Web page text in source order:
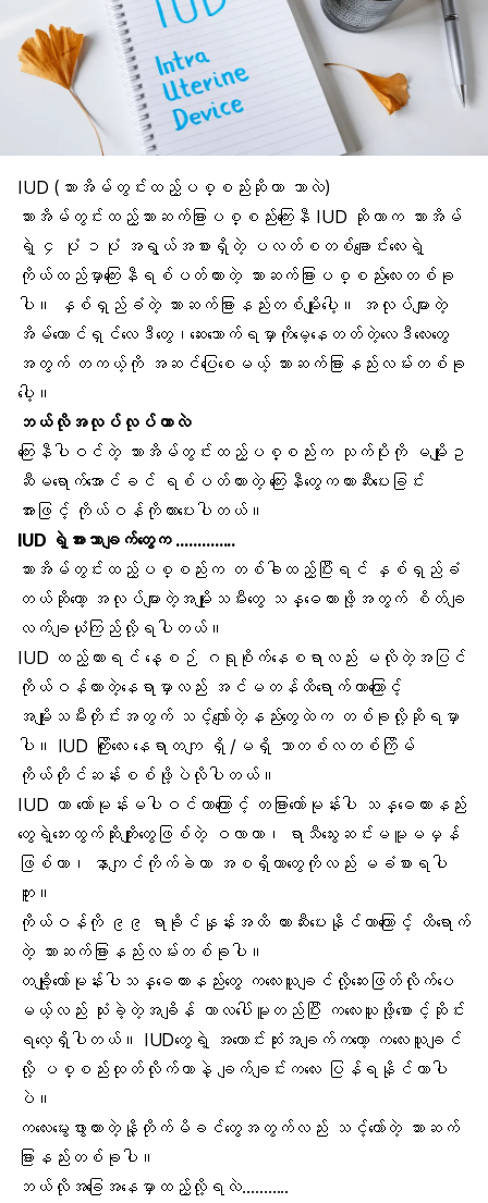
IUD ( သားအိမ်တွင်းထည့်ပစ္စည်းဆိုတာ ဘာလဲ)
သားအိမ်တွင်းထည့်သားဆက်ခြားပစ္စည်းကြေးနီ IUD ဆိုတာက သားအိမ်
ရဲ့ ၄ ပုံ ၁ပုံ အရွယ်အစားရှိတဲ့ ပလတ်စတစ်ချောင်းလေးရဲ့
ကိုယ်ထည်မှာကြေးနီရစ်ပတ်ထားတဲ့ သားဆက်ခြားပစ္စည်းလေးတစ်ခု
ပါ။ နှစ်ရှည်ခံတဲ့ သားဆက်ခြားနည်းတစ်မျိုးပေါ့။ အလုပ်များတဲ့
အိမ်ထောင်ရှင်လေဒီတွေ၊ဆေးသောက်ရမှာကိုမေ့နေတတ်တဲ့လေဒီလေးတွေ
အတွက် တကယ့်ကို အဆင်ပြေစေမယ့် သားဆက်ခြားနည်းလမ်းတစ်ခု
ပေါ့။
ဘယ်လိုအလုပ်လုပ်တာလဲ
ကြေးနီပါဝင်တဲ့ သားအိမ်တွင်းထည့်ပစ္စည်းက သုက်ပို းကို မမျိုးဥ
ဆီမရောက်အောင်ခင် ရစ်ပတ်ထားတဲ့ ကြေးနီတွေကတားဆီးပေးခြင်း
အားဖြင့် ကိုယ်ဝန်ကိုတားပေးပါတယ်။
IUD ရဲ့အားသာချက်တွေက …………..
သားအိမ်တွင်းထည့်ပစ္စည်းက တစ်ခါထည့်ပြီးရင် နှစ်ရှည်ခံ
တယ်ဆိုတော့ အလုပ်များတဲ့အမျိုးသမီးတွေ သန္ဓေတားဖို့အတွက် စိတ်ချ
လက်ချယုံကြည်လို့ရပါတယ်။
IUD ထည့်ထားရင် နေ့စဉ် ဂရုစိုက်နေစရာလည်း မလိုတဲ့အပြင်
ကိုယ်ဝန် တားတဲ့နေရာမှာလည်း အင်မတန်ထိရောက်တာကြောင့်
အမျိုးသမီးတိုင်းအတွက် သင့်လျော်တဲ့နည်းတွေထဲက တစ်ခုလို့ဆိုရမှာ
ပါ။ IUD ကြိုးလေး နေရာတကျ ရှိ /မရှိ သာတစ်လတစ်ကြိမ်
ကိုယ်တိုင်ဆန်းစစ်ဖို့ပဲလိုပါတယ်။
IUD ဟာ ဟော်မုန်းမပါဝင်တာကြောင့် တခြားဟော်မုန်းပါ သန္ဓေတားနည်း
တွေရဲ့ဘေးထွက်ဆိုးကျိုးတွေဖြစ်တဲ့ ဝလာတာ၊ ရာသီသွေးဆင်းမမူမမှန်
ဖြစ်တာ၊
နာကျင်ကိုက်ခဲတာ အစရှိတာတွေကိုလည်း မခံစားရပါ
ဘူး။
ကိုယ်ဝန်ကို ၉၉ ရာခိုင်နှုန်းအထိ တားဆီးပေးနိုင်တာကြောင့် ထိရောက်
တဲ့ သားဆက်ခြားနည်းလမ်းတစ်ခုပါ။
တချို့ဟော်မုန်းပါသန္ဓေတားနည်းတွေ ကလေးယူချင်လို့ဆေးဖြတ်လိုက်ပေ
မယ့်လည်း သုံးခဲ့တဲ့အချိန် ကာလပေါ်မူတည်ပြီး ကလေးယူဖို့စောင့်ဆိုင်း
ရလေ့ရှိပါတယ်။ IUDတွေရဲ့ အကောင်းဆုံးအချက်ကတော့ ကလေးယူချင်
လို့ ပစ္စည်းထုတ်လိုက်တာနဲ့ ချက်ချင်းကလေး ပြန်ရနိုင်တာပါ
ပဲ။
ကလေးမွေးဖွားထားတဲ့ နို့တိုက်မိခင်တွေအတွက်လည်း သင့်တော်တဲ့ သားဆက်
ခြားနည်းတစ်ခုပါ။
ဘယ်လိုအခြေအနေမှာထည့်လို့ရလဲ………..